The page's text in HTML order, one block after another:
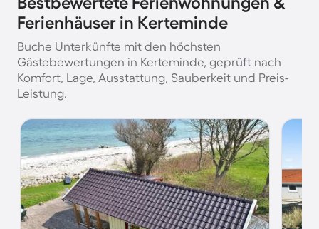
Ferienhäuser in Kerteminde
Buche Unterkünfte mit den höchsten
Gästebewertungen in Kerteminde, geprüft nach
Komfort, Lage, Ausstattung, Sauberkeit und Preis-
Leistung.